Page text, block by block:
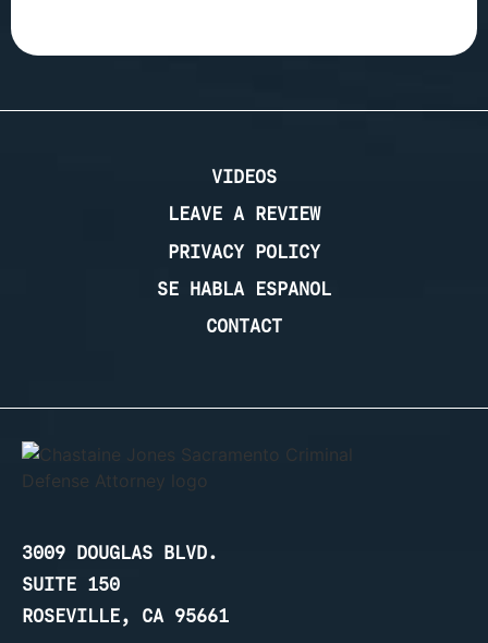
VIDEOS
LEAVE A REVIEW
PRIVACY POLICY
SE HABLA ESPANOL
CONTACT
3009 DOUGLAS BLVD.
SUITE 150
ROSEVILLE, CA 95661